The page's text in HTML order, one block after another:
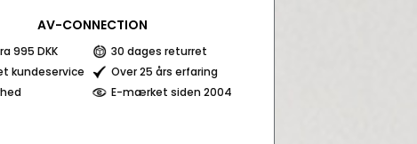
AV-CONNECTION
995 DKK
30 dages returret
kundeservice
Over 25 års erfaring
E-mærket siden 2004